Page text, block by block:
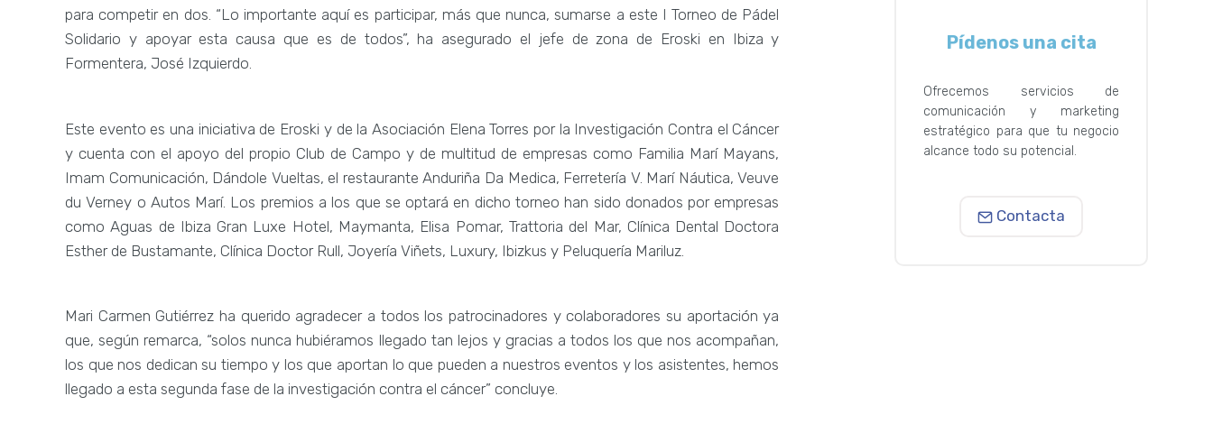
para competir en dos. “Lo importante aquí es participar, más que nunca, sumarse a este I Torneo de Pádel
Solidario y apoyar esta causa que es de todos”, ha asegurado el jefe de zona de Eroski en Ibiza y
Formentera, José Izquierdo.
Este evento es una iniciativa de Eroski y de la Asociación Elena Torres por la Investigación Contra el Cáncer
y cuenta con el apoyo del propio Club de Campo y de multitud de empresas como Familia Marí Mayans,
Imam Comunicación, Dándole Vueltas, el restaurante Anduriña Da Medica, Ferretería V. Marí Náutica, Veuve
du Verney o Autos Marí. Los premios a los que se optará en dicho torneo han sido donados por empresas
como Aguas de Ibiza Gran Luxe Hotel, Maymanta, Elisa Pomar, Trattoria del Mar, Clínica Dental Doctora
Esther de Bustamante, Clínica Doctor Rull, Joyería Viñets, Luxury, Ibizkus y Peluquería Mariluz.
Mari Carmen Gutiérrez ha querido agradecer a todos los patrocinadores y colaboradores su aportación ya
que, según remarca, “solos nunca hubiéramos llegado tan lejos y gracias a todos los que nos acompañan,
los que nos dedican su tiempo y los que aportan lo que pueden a nuestros eventos y los asistentes, hemos
llegado a esta segunda fase de la investigación contra el cáncer” concluye.
Pídenos una cita
Ofrecemos servicios de
comunicación y marketing
estratégico para que tu negocio
alcance todo su potencial.
Contacta